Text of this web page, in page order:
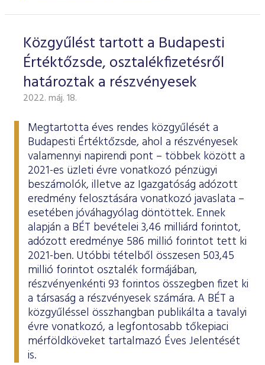
Közgyűlést tartott a Budapesti
Értéktőzsde, osztalékfizetésről
határoztak a részvényesek
2022. máj. 18.
Megtartotta éves rendes közgyűlését a
Budapesti Értéktőzsde, ahol a részvényesek
valamennyi napirendi pont – többek között a
2021-es üzleti évre vonatkozó pénzügyi
beszámolók, illetve az Igazgatóság adózott
eredmény felosztására vonatkozó javaslata –
esetében jóváhagyólag döntöttek. Ennek
alapján a BÉT bevételei 3,46 milliárd forintot,
adózott eredménye 586 millió forintot tett ki
2021-ben. Utóbbi tételből összesen 503,45
millió forintot osztalék formájában,
részvényenkénti 93 forintos összegben fizet ki
a társaság a részvényesek számára. A BÉT a
közgyűléssel összhangban publikálta a tavalyi
évre vonatkozó, a legfontosabb tőkepiaci
mérföldköveket tartalmazó Éves Jelentését
is.